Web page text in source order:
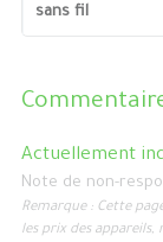
sans fil
Actuellement
Note de non-
Remarque : Cette
les prix des appareils,